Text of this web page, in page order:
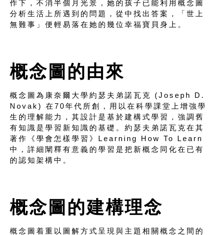
作下，不消半個月光景，她的孩子已能利用概念圖
分析生活上所遇到的問題，從中找出答案，「世上
無難事」便輕易落在她的幾位幸福寶貝身上。
概念圖的由來
概念圖為康奈爾大學約瑟夫弟諾瓦克 (Joseph D.
Novak) 在70年代所創，用以在科學課堂上增強學
生的理解能力，其設計是基於建構式學習，強調舊
有知識是學習新知識的基礎。約瑟夫弟諾瓦克在其
著作《學會怎樣學習》Learning How To Learn
中，詳細闡釋有意義的學習是把新概念同化在已有
的認知架構中。
概念圖的建構理念
概念圖着重以圖解方式呈現與主題相關概念之間的